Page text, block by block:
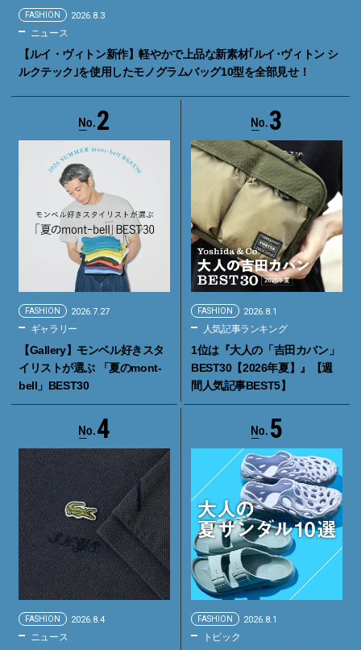
FASHION 2026.8.3
ニュース
【ルイ・ヴィトン新作】軽やかで上品な新素材｢ルイ･ヴィトン シ
ルクテック｣を使用したモノグラムバッグ10型を全部見せ！
2
FASHION 2026.7.27
ギャラリー
【Gallery】モンベル好きスタ
イリストが選ぶ 「夏のmont-
bell」BEST30
3
FASHION 2026.8.1
人気記事ランキング
1位は『大人の「吉田カバン」
BEST30【2026年夏】』【週
間人気記事BEST5】
4
FASHION 2026.8.4
ニュース
5
FASHION 2026.8.1
トピック